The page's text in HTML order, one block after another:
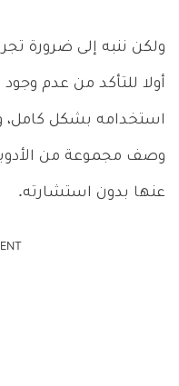
ولكن ننبه إلى ضرورة
أولا للتأكد من عدم
استخدامه بشكل كامل،
وصف مجموعة من
عنها بدون استشارته.